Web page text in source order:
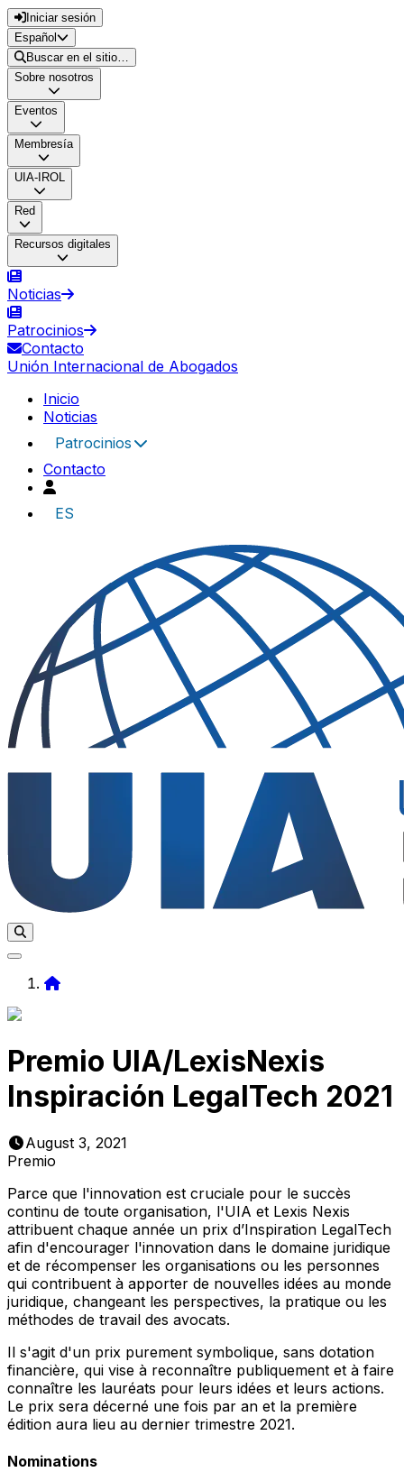
Iniciar sesión
Español
Buscar en el sitio…
Sobre nosotros
Eventos
Membresía
UIA-IROL
Red
Recursos digitales
Noticias
Patrocinios
Contacto
Unión Internacional de Abogados
Inicio
Noticias
Patrocinios
Contacto
ES
Premio UIA/LexisNexis
Inspiración LegalTech 2021
August 3, 2021
Premio
Parce que l'innovation est cruciale pour le succès
continu de toute organisation, l'UIA et Lexis Nexis
attribuent chaque année un prix d’Inspiration LegalTech
afin d'encourager l'innovation dans le domaine juridique
et de récompenser les organisations ou les personnes
qui contribuent à apporter de nouvelles idées au monde
juridique, changeant les perspectives, la pratique ou les
méthodes de travail des avocats.
Il s'agit d'un prix purement symbolique, sans dotation
financière, qui vise à reconnaître publiquement et à faire
connaître les lauréats pour leurs idées et leurs actions.
Le prix sera décerné une fois par an et la première
édition aura lieu au dernier trimestre 2021.
Nominations